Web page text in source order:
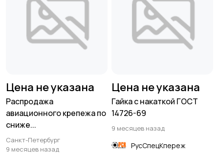
Цена не указана
Распродажа
авиационного крепежа по
сниже...
Санкт-Петербург
9 месяцев назад
Цена не указана
Гайка с накаткой ГОСТ
14726-69
9 месяцев назад
РусСпецКпереж